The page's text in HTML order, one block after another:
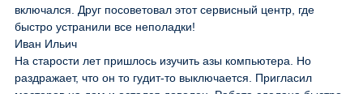
включался. Друг посоветовал этот сервисный центр, где
быстро устранили все неполадки!
Иван Ильич
На старости лет пришлось изучить азы компьютера. Но
раздражает, что он то гудит-то выключается. Пригласил